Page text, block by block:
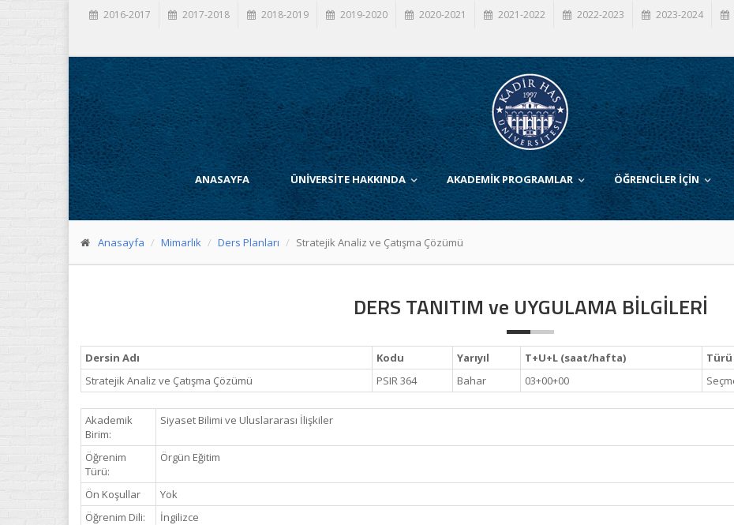
2016-2017 2017-2018 2018-2019 2019-2020 2020-2021 2021-2022 2022-2023 2023-2024
ANASAYFA ÜNİVERSİTE HAKKINDA AKADEMİK PROGRAMLAR ÖĞRENCİLER İÇİN
Anasayfa Mimarlık Ders Planları Stratejik Analiz ve Çatışma Çözümü
DERS TANITIM ve UYGULAMA BİLGİLERİ
Dersin Adı Kodu Yarıyıl T+U+L (saat/hafta) Türü
Stratejik Analiz ve Çatışma Çözümü
PSIR 364 Bahar 03+00+00
Akademik
Birim:
Siyaset Bilimi ve Uluslararası İlişkiler
Öğrenim
Türü:
Örgün Eğitim
Ön Koşullar
Yok
Öğrenim Dili:
İngilizce